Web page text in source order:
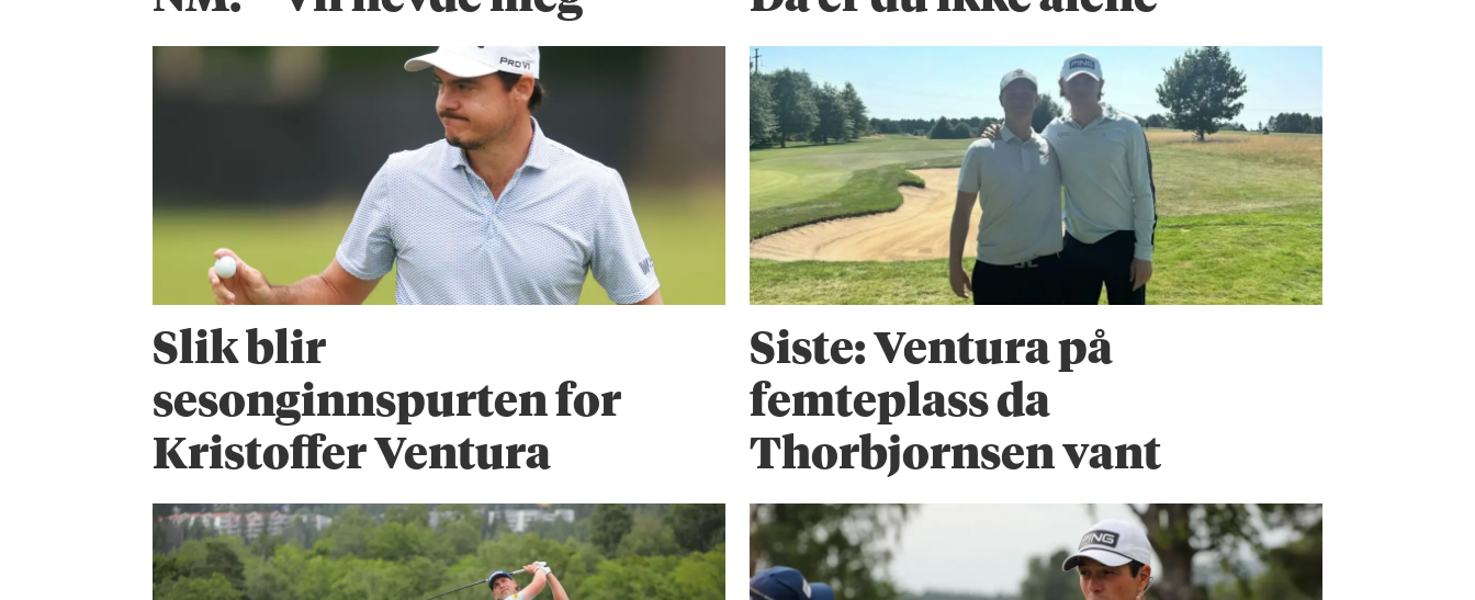
Slik blir
sesonginnspurten for
Kristoffer Ventura
Siste: Ventura på
femteplass da
Thorbjornsen vant